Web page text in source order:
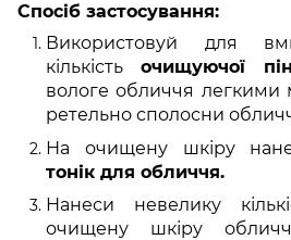
Спосіб застосування:
Використовуй для
кількість очищуючої
вологе обличчя
ретельно сполосни
На очищену шкіру
тонік для обличчя.
Нанеси невелику
очищену шкіру